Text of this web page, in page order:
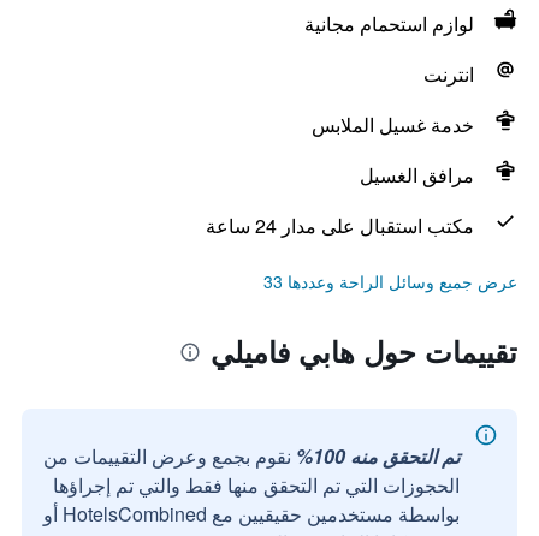
لوازم استحمام مجانية
انترنت
خدمة غسيل الملابس
مرافق الغسيل
مكتب استقبال على مدار 24 ساعة
عرض جميع وسائل الراحة وعددها 33
تقييمات حول هابي فاميلي
تم التحقق منه 100%
نقوم بجمع وعرض التقييمات من
الحجوزات التي تم التحقق منها فقط والتي تم إجراؤها
بواسطة مستخدمين حقيقيين مع HotelsCombined أو